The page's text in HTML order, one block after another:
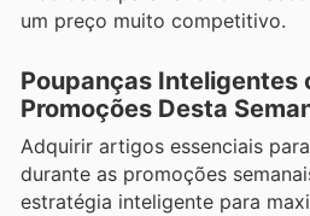
um preço muito competitivo.
Poupanças Inteligentes
Promoções Desta
Adquirir artigos essenciais
durante as promoções
estratégia inteligente para